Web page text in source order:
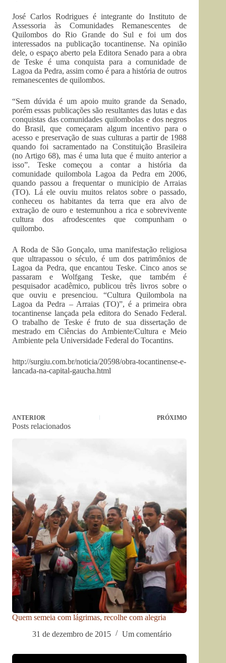
José Carlos Rodrigues é integrante do Instituto de
Assessoria às Comunidades Remanescentes de
Quilombos do Rio Grande do Sul e foi um dos
interessados na publicação tocantinense. Na opinião
dele, o espaço aberto pela Editora Senado para a obra
de Teske é uma conquista para a comunidade de
Lagoa da Pedra, assim como é para a história de outros
remanescentes de quilombos.
“Sem dúvida é um apoio muito grande da Senado,
porém essas publicações são resultantes das lutas e das
conquistas das comunidades quilombolas e dos negros
do Brasil, que começaram algum incentivo para o
acesso e preservação de suas culturas a partir de 1988
quando foi sacramentado na Constituição Brasileira
(no Artigo 68), mas é uma luta que é muito anterior a
isso”. Teske começou a contar a história da
comunidade quilombola Lagoa da Pedra em 2006,
quando passou a frequentar o municipio de Arraias
(TO). Lá ele ouviu muitos relatos sobre o passado,
conheceu os habitantes da terra que era alvo de
extração de ouro e testemunhou a rica e sobrevivente
cultura dos afrodescentes que compunham o
quilombo.
A Roda de São Gonçalo, uma manifestação religiosa
que ultrapassou o século, é um dos patrimônios de
Lagoa da Pedra, que encantou Teske. Cinco anos se
passaram e Wolfgang Teske, que também é
pesquisador acadêmico, publicou três livros sobre o
que ouviu e presenciou. “Cultura Quilombola na
Lagoa da Pedra – Arraias (TO)”, é a primeira obra
tocantinense lançada pela editora do Senado Federal.
O trabalho de Teske é fruto de sua dissertação de
mestrado em Ciências do Ambiente/Cultura e Meio
Ambiente pela Universidade Federal do Tocantins.
http://surgiu.com.br/noticia/20598/obra-tocantinense-e-
lancada-na-capital-gaucha.html
ANTERIOR PRÓXIMO
Posts relacionados
Quem semeia com lágrimas, recolhe com alegria
31 de dezembro de 2015
Um comentário